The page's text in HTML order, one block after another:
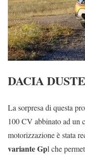
DACIA
La sorpresa di questa
100 CV abbinato ad un
motorizzazione è stata
variante Gpl che